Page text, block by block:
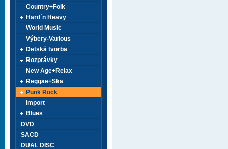
Country+Folk
Hard´n Heavy
World Music
Výbery-Various
Detská tvorba
Rozprávky
New Age+Relax
Reggae+Ska
Punk Rock
Import
Blues
DVD
SACD
DUAL DISC